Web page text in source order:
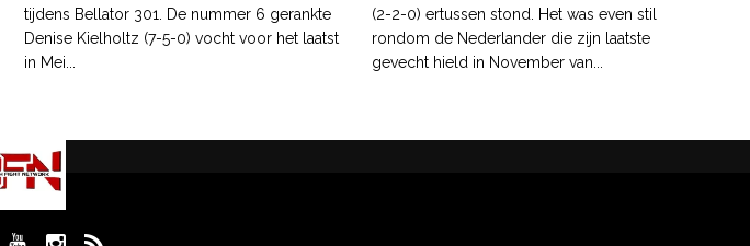
tijdens Bellator 301. De nummer 6 gerankte
Denise Kielholtz (7-5-0) vocht voor het laatst
in Mei...
(2-2-0) ertussen stond. Het was even stil
rondom de Nederlander die zijn laatste
gevecht hield in November van...